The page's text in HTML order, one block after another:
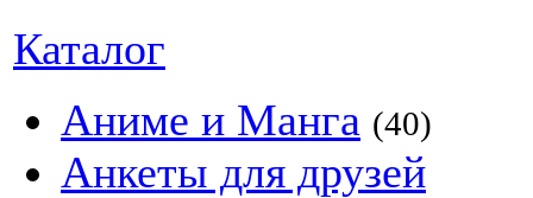
Каталог
Аниме и Манга (40)
Анкеты для друзей